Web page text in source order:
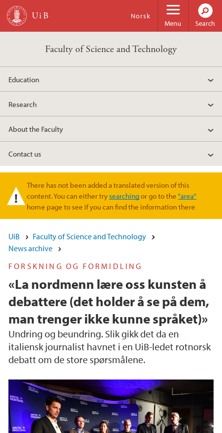
Skip to main content
Menu
Norsk
Search
Faculty of Science and Technology
Education
Research
About the Faculty
Contact us
Warning message
There has not been added a translated version of this
content. You can either try searchingor go to the"area"
home page to see if you can find the information there
UiB
Faculty of Science and Technology
News archive
FORSKNING OG FORMIDLING
«La nordmenn lære oss kunsten å
debattere (det holder å se på dem,
man trenger ikke kunne språket)»
Undring og beundring. Slik gikk det da en
italiensk journalist havnet i en UiB-ledet rotnorsk
debatt om de store spørsmålene.